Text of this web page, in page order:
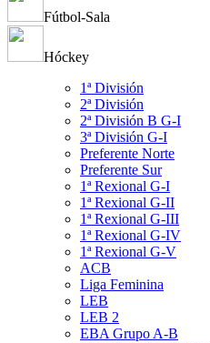
Fútbol-Sala
Hóckey
1ª División
2ª División
2ª División B G-I
3ª División G-I
Preferente Norte
Preferente Sur
1ª Rexional G-I
1ª Rexional G-II
1ª Rexional G-III
1ª Rexional G-IV
1ª Rexional G-V
ACB
Liga Feminina
LEB
LEB 2
EBA Grupo A-B